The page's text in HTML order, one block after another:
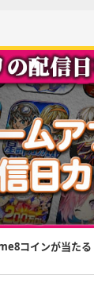
コインが当た